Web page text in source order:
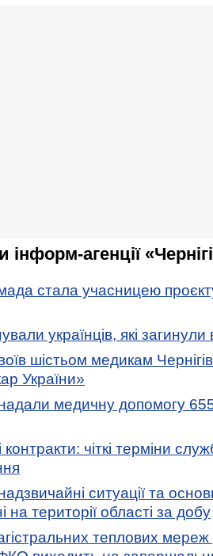
інформ-агенції
стала учасницею
українців, які загинули
шістьом медикам
України»
надали медичну допомогу
контракти: чіткі терміни
ситуації та
на території області за добу
теплових мереж